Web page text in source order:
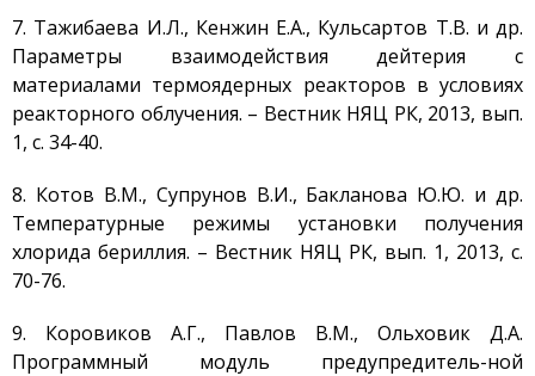
Новости
Публикации и
Изобретения
Антитеррор
Фотоальбом
Гостиница «Маяк»
Метрологическая служба
7. Тажибаева И.Л., Кенжин Е.А., Кульсартов Т.В. и др.
Параметры взаимодействия дейтерия с
материалами термоядерных реакторов в условиях
реакторного облучения. – Вестник НЯЦ РК, 2013, вып.
1, с. 34-40.
8. Котов В.М., Супрунов В.И., Бакланова Ю.Ю. и др.
Температурные режимы установки получения
хлорида бериллия. – Вестник НЯЦ РК, вып. 1, 2013, с.
70-76.
9. Коровиков А.Г., Павлов В.М., Ольховик Д.А.
Программный модуль предупредитель-ной